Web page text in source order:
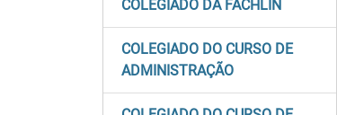
COLEGIADO DA FACHLIN
COLEGIADO DO CURSO DE
ADMINISTRAÇÃO